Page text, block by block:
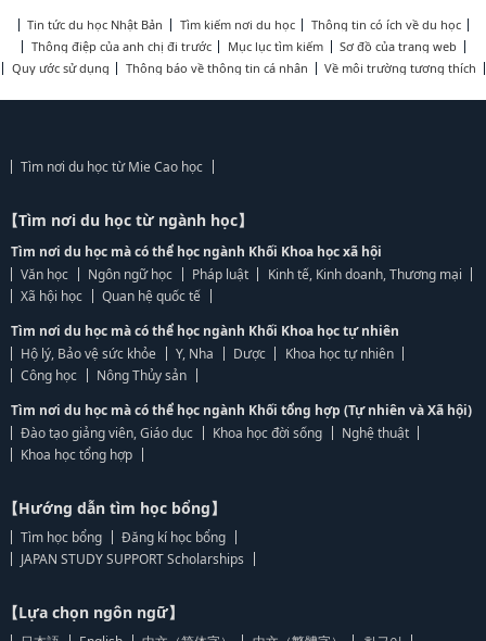
Tin tức du học Nhật Bản Tìm kiếm nơi du học
Thông tin có ích về du học
Thông điệp của anh chị đi trước
Mục lục tìm kiếm
Sơ đồ của trang web
Quy ước sử dụng
Thông báo về thông tin cá nhân Về môi trường tương thích
Tìm nơi du học từ Mie Cao học
【Tìm nơi du học từ ngành học】
Tìm nơi du học mà có thể học ngành Khối Khoa học xã hội
Văn học
Ngôn ngữ học Pháp luật
Kinh tế, Kinh doanh, Thương mại
Xã hội học
Quan hệ quốc tế
Tìm nơi du học mà có thể học ngành Khối Khoa học tự nhiên
Hộ lý, Bảo vệ sức khỏe
Y, Nha Dược
Khoa học tự nhiên
Công học
Nông Thủy sản
Tìm nơi du học mà có thể học ngành Khối tổng hợp (Tự nhiên và Xã hội)
Đào tạo giảng viên, Giáo dục
Khoa học đời sống
Nghệ thuật
Khoa học tổng hợp
【Hướng dẫn tìm học bổng】
Tìm học bổng
Đăng kí học bổng
JAPAN STUDY SUPPORT Scholarships
【Lựa chọn ngôn ngữ】